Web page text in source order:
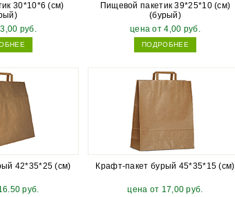
30*10*6 (см)
руб.
Пищевой пакетик 39*25*10 (см)
(бурый)
цена от 4,00 руб.
ПОДРОБНЕЕ
42*35*25 (см)
руб.
Крафт-пакет бурый 45*35*15 (см)
цена от 17,00 руб.